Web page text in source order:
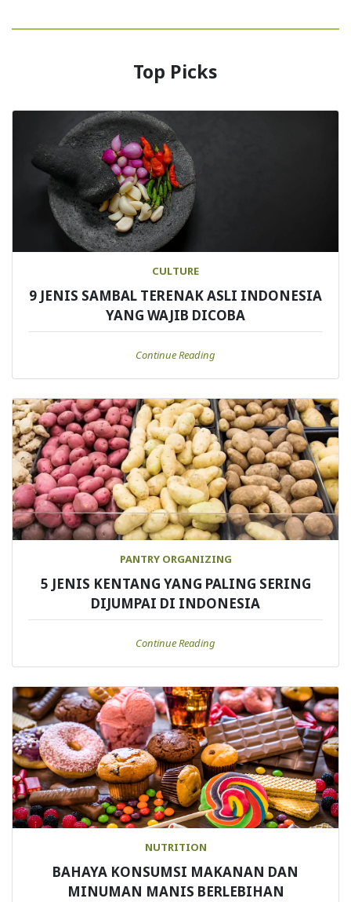
Top Picks
CULTURE
9 JENIS SAMBAL TERENAK ASLI INDONESIA
YANG WAJIB DICOBA
Continue Reading
PANTRY ORGANIZING
5 JENIS KENTANG YANG PALING SERING
DIJUMPAI DI INDONESIA
Continue Reading
NUTRITION
BAHAYA KONSUMSI MAKANAN DAN
MINUMAN MANIS BERLEBIHAN